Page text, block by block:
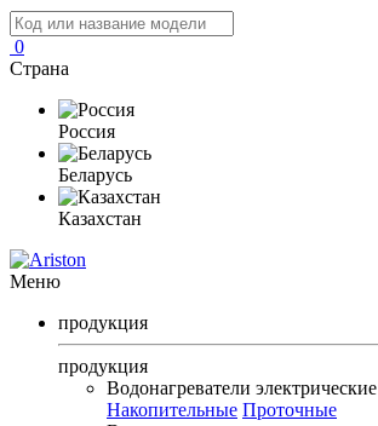
0
Страна
Россия
Беларусь
Казахстан
Меню
продукция
продукция
Водонагреватели электрические
Накопительные Проточные